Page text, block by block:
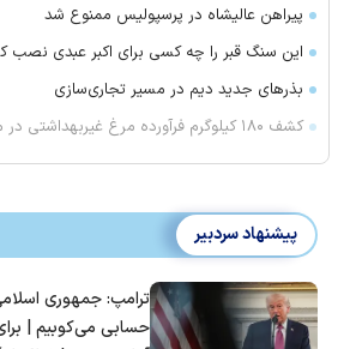
پیراهن عالیشاه در پرسپولیس ممنوع شد
این سنگ قبر را چه کسی برای اکبر عبدی نصب
بذرهای جدید دیم در مسیر تجاری‌سازی
کشف ۱۸۰ کیلوگرم فرآورده‌ مرغ غیربهداشتی در میانه
پیشنهاد سردبیر
ترامپ: جمهوری
حسابی می‌کوبیم |